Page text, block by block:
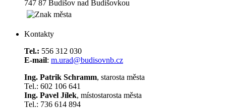
747 87 Budišov nad Budišovkou
Kontakty
Tel.: 556 312 030
E-mail: m.urad@budisovnb.cz
Ing. Patrik Schramm, starosta města
Tel.: 602 106 641
Ing. Pavel Jílek, místostarosta města
Tel.: 736 614 894